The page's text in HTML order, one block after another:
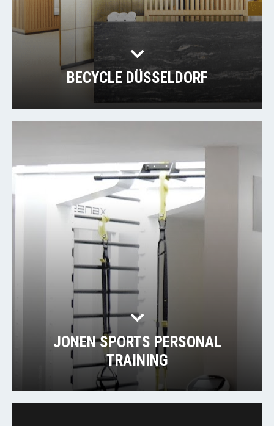
BECYCLE DÜSSELDORF
JONEN SPORTS PERSONAL
TRAINING